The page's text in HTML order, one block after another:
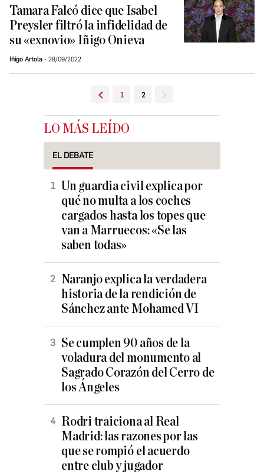
Tamara Falcó dice que Isabel
Preysler filtró la infidelidad de
su «exnovio» Iñigo Onieva
Iñigo Artola 28/09/2022
1 2
LO MÁS LEÍDO
EL DEBATE
Un guardia civil explica por
qué no multa a los coches
cargados hasta los topes que
van a Marruecos: «Se las
saben todas»
Naranjo explica la verdadera
historia de la rendición de
Sánchez ante Mohamed VI
Se cumplen 90 años de la
voladura del monumento al
Sagrado Corazón del Cerro de
los Ángeles
Rodri traiciona al Real
Madrid: las razones por las
que se rompió el acuerdo
entre club y jugador